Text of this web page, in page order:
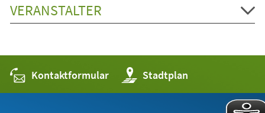
VERANSTALTER
Kontaktformular Stadtplan
(Öffnet
in
einem